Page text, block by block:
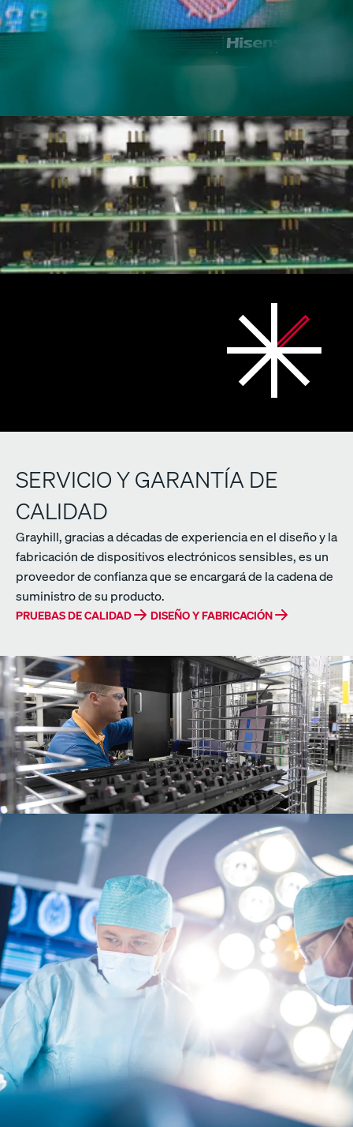
SERVICIO Y GARANTÍA DE
CALIDAD
Grayhill, gracias a décadas de experiencia en el diseño y la
fabricación de dispositivos electrónicos sensibles, es un
proveedor de confianza que se encargará de la cadena de
suministro de su producto.
PRUEBAS DE CALIDAD DISEÑO Y FABRICACIÓN